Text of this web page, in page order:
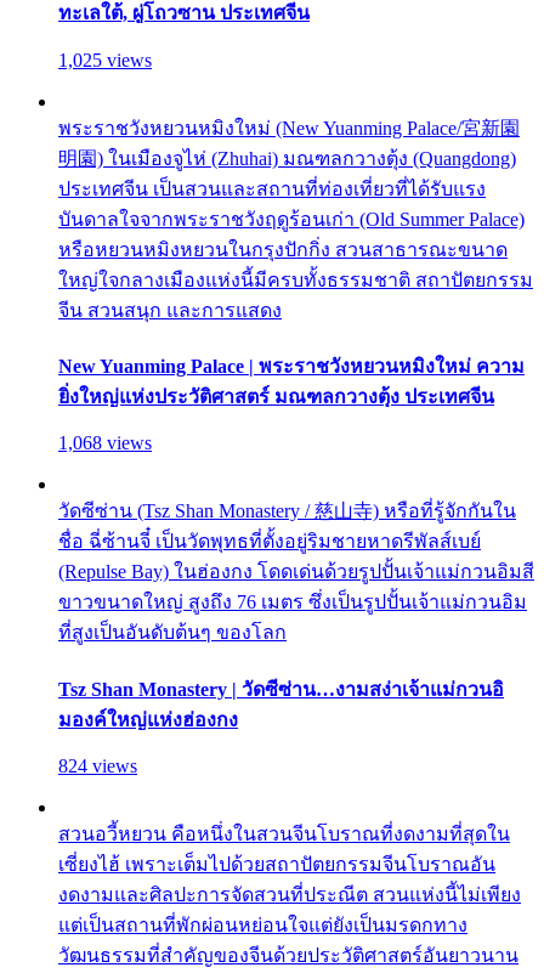
ทะเลใต้, ผู่โถวซาน ประเทศจีน
1,025 views
พระราชวังหยวนหมิงใหม่ (New Yuanming Palace/宮新園
明園) ในเมืองจูไห่ (Zhuhai) มณฑลกวางตุ้ง (Quangdong)
ประเทศจีน เป็นสวนและสถานที่ท่องเที่ยวที่ได้รับแรง
บันดาลใจจากพระราชวังฤดูร้อนเก่า (Old Summer Palace)
หรือหยวนหมิงหยวนในกรุงปักกิ่ง สวนสาธารณะขนาด
ใหญ่ใจกลางเมืองแห่งนี้มีครบทั้งธรรมชาติ สถาปัตยกรรม
จีน สวนสนุก และการแสดง
New Yuanming Palace | พระราชวังหยวนหมิงใหม่ ความ
ยิ่งใหญ่แห่งประวัติศาสตร์ มณฑลกวางตุ้ง ประเทศจีน
1,068 views
วัดซีซ่าน (Tsz Shan Monastery / 慈山寺) หรือที่รู้จักกันใน
ชื่อ ฉี่ซ้านจี๋ เป็นวัดพุทธที่ตั้งอยู่ริมชายหาดรีพัลส์เบย์
(Repulse Bay) ในฮ่องกง โดดเด่นด้วยรูปปั้นเจ้าแม่กวนอิมสี
ขาวขนาดใหญ่ สูงถึง 76 เมตร ซึ่งเป็นรูปปั้นเจ้าแม่กวนอิม
ที่สูงเป็นอันดับต้นๆ ของโลก
Tsz Shan Monastery | วัดซีซ่าน…งามสง่าเจ้าแม่กวนอิ
มองค์ใหญ่แห่งฮ่องกง
824 views
สวนอวี้หยวน คือหนึ่งในสวนจีนโบราณที่งดงามที่สุดใน
เซี่ยงไฮ้ เพราะเต็มไปด้วยสถาปัตยกรรมจีนโบราณอัน
งดงามและศิลปะการจัดสวนที่ประณีต สวนแห่งนี้ไม่เพียง
แต่เป็นสถานที่พักผ่อนหย่อนใจแต่ยังเป็นมรดกทาง
วัฒนธรรมที่สำคัญของจีนด้วยประวัติศาสตร์อันยาวนาน